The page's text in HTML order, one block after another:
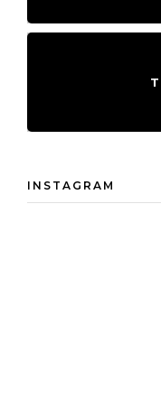
INSTAGRAM